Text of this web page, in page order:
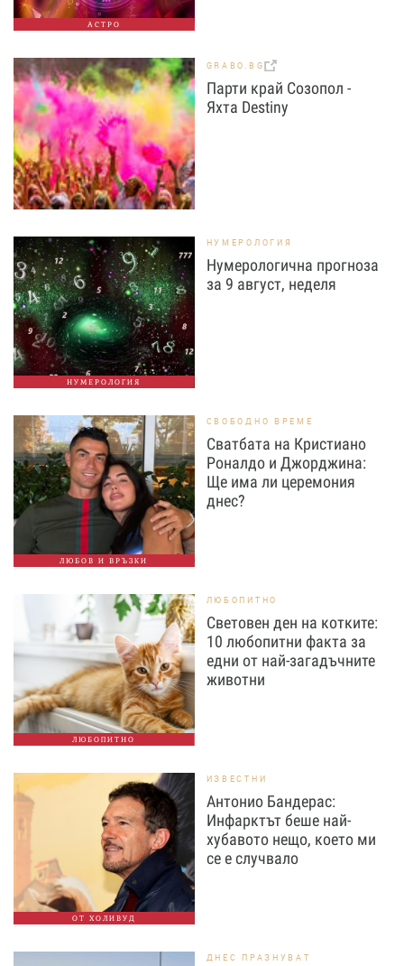
АСТРО
GRABO.BG
Парти край Созопол -
Яхта Destiny
НУМЕРОЛОГИЯ
НУМЕРОЛОГИЯ
Нумерологична прогноза
за 9 август, неделя
ЛЮБОВ И ВРЪЗКИ
СВОБОДНО ВРЕМЕ
Сватбата на Кристиано
Роналдо и Джорджина:
Ще има ли церемония
днес?
ЛЮБОПИТНО
ЛЮБОПИТНО
Световен ден на котките:
10 любопитни факта за
едни от най-загадъчните
животни
ОТ ХОЛИВУД
ИЗВЕСТНИ
Антонио Бандерас:
Инфарктът беше най-
хубавото нещо, което ми
се е случвало
ДНЕС ПРАЗНУВАТ